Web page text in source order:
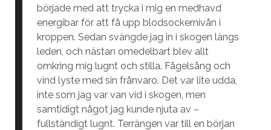
började med att trycka i mig en medhavd
energibar för att få upp blodsockernivån i
kroppen. Sedan svängde jag in i skogen längs
leden, och nästan omedelbart blev allt
omkring mig lugnt och stilla. Fågelsång och
vind lyste med sin frånvaro. Det var lite udda,
inte som jag var van vid i skogen, men
samtidigt något jag kunde njuta av –
fullständigt lugnt. Terrängen var till en början